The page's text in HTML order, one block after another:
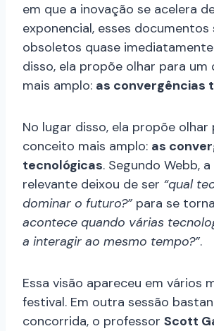
em que a inovação se acelera
exponencial, esses
obsoletos quase
disso, ela propõe olhar para um
mais amplo: as convergências
No lugar disso, ela propõe olhar
conceito mais amplo: as
tecnológicas. Segundo Webb,
relevante deixou de ser “qual
dominar o futuro?” para se
acontece quando várias
a interagir ao mesmo tempo?”.
Essa visão apareceu em vários
festival. Em outra sessão
concorrida, o professor Scott